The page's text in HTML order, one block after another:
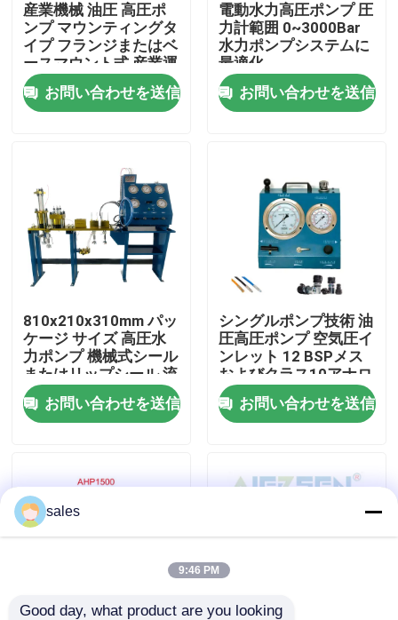
家へ
ビデオ
わたしたち に つい て
工場 ツアー
品質管理
引金 を 求め て ください
油圧空気ポンプ
産業機械 油圧 高圧ポ
ンプ マウンティングタ
イプ フランジまたはベ
ースマウント式 産業運
転用
お問い合わせを送信
電動水力高圧ポンプ 圧
力計範囲 0~3000Bar
水力ポンプシステムに
最適化
お問い合わせを送信
810x210x310mm パッ
ケージ サイズ 高圧水
力ポンプ 機械式シール
またはリップシール 流
体発電システムのため
に設計お問い合わせを送信
シングルポンプ技術 油
圧高圧ポンプ 空気圧イ
ンレット 12 BSPメス
およびクラス10アナロ
グゲージ読み取り値 工
業用お問い合わせを送信
sales
9:46 PM
Good day, what product are you looking